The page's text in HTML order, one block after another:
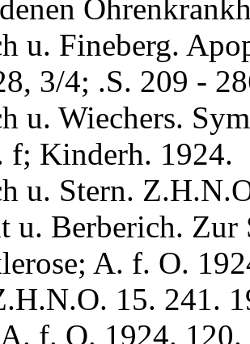
u. Fineberg.
3/4; .S. 209 -
u. Wiechers.
f; Kinderh. 1924.
u. Stern.
u. Berberich.
A. f. O.
15. 241.
f. O. 1924. 120.